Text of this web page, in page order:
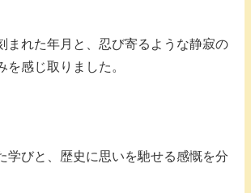
まれた年月と、忍び寄るような静寂の
を感じ取りました。
学びと、歴史に思いを馳せる感慨を分